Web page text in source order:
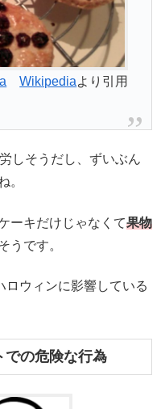
Wikipediaより引用
しそうだし、ずいぶん
。
ーキだけじゃなくて果物
うです。
ロウィンに影響している
での危険な行為